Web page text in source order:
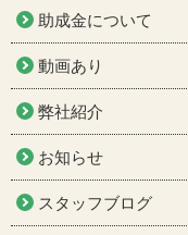
助成金について
動画あり
弊社紹介
お知らせ
スタッフブログ